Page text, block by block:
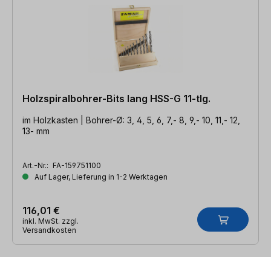
Holzspiralbohrer-Bits lang HSS-G 11-tlg.
im Holzkasten | Bohrer-Ø: 3, 4, 5, 6, 7,- 8, 9,- 10, 11,- 12,
13- mm
Art.-Nr.: FA-159751100
Auf Lager, Lieferung in 1-2 Werktagen
116,01 €
inkl. MwSt. zzgl.
Versandkosten